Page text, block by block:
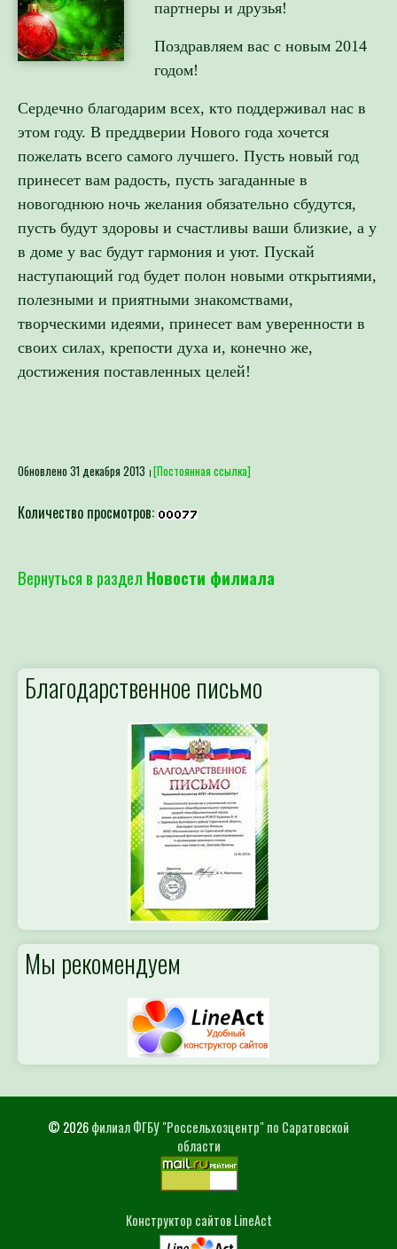
партнеры и друзья!
Поздравляем вас с новым 2014
годом!
Сердечно благодарим всех, кто поддерживал нас в
этом году. В преддверии Нового года хочется
пожелать всего самого лучшего. Пусть новый год
принесет вам радость, пусть загаданные в
новогоднюю ночь желания обязательно сбудутся,
пусть будут здоровы и счастливы ваши близкие, а у
в доме у вас будут гармония и уют. Пускай
наступающий год будет полон новыми открытиями,
полезными и приятными знакомствами,
творческими идеями, принесет вам уверенности в
своих силах, крепости духа и, конечно же,
достижения поставленных целей!
Обновлено 31 декабря 2013 [Постоянная ссылка]
Количество просмотров:
Вернуться в раздел Новости филиала
Благодарственное письмо
Мы рекомендуем
© 2026филиал ФГБУ "Россельхозцентр" по Саратовской
области
Конструктор сайтов LineAct